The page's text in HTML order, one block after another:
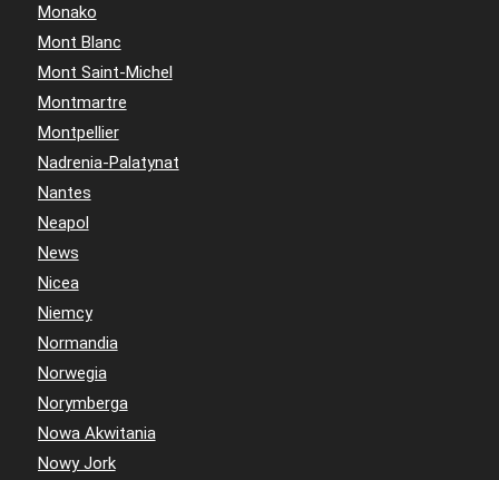
Monako
Mont Blanc
Mont Saint-Michel
Montmartre
Montpellier
Nadrenia-Palatynat
Nantes
Neapol
News
Nicea
Niemcy
Normandia
Norwegia
Norymberga
Nowa Akwitania
Nowy Jork